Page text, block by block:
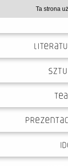
Ta strona